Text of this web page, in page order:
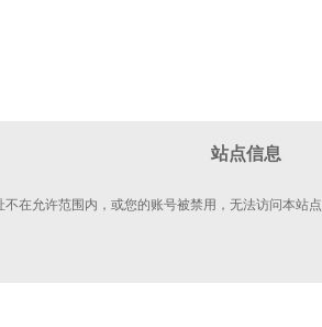
站点信息
不在允许范围内，或您的账号被禁用，无法访问本站点